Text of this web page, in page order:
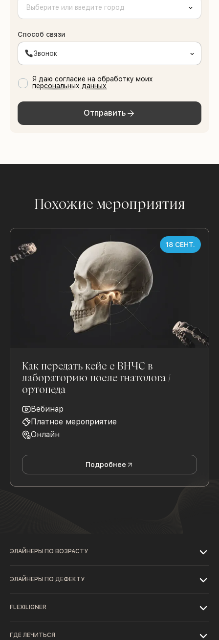
Способ связи
Звонок
Я даю согласие на обработку моих
персональных данных
Отправить
Похожие мероприятия
18 СЕНТ.
Как передать кейс с ВНЧС в
лабораторию после гнатолога /
ортопеда
Вебинар
Платное мероприятие
Онлайн
Подробнее
ЭЛАЙНЕРЫ ПО ВОЗРАСТУ
ЭЛАЙНЕРЫ ПО ДЕФЕКТУ
FLEXILIGNER
ГДЕ ЛЕЧИТЬСЯ